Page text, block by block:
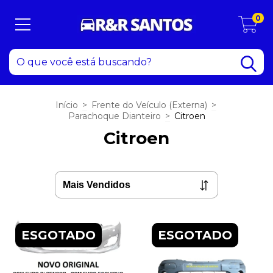
0
Início > Frente do Veículo (Externa) >
Parachoque Dianteiro > Citroen
Citroen
ESGOTADO ESGOTADO